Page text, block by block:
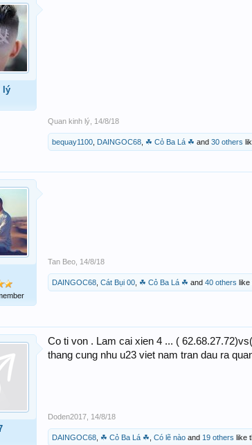
lý
Quan kinh lý 14/8/18
bequay1100 DAINGOC68 ☘ Cỏ Ba Lá ☘ and 30 others
Tan Beo 14/8/18
DAINGOC68 Cát Bụi 00 ☘ Cỏ Ba Lá ☘ and 40 others like
Co ti von . Lam cai xien 4 ... (
thang cung nhu u23 viet nam tran dau ra
Doden2017 14/8/18
DAINGOC68 ☘ Cỏ Ba Lá ☘ Có lẽ nào and 19 others like